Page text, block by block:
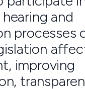
and
processes
improving